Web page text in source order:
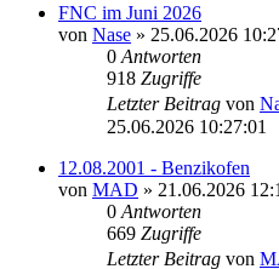
FNC im Juni 2026
von Nase » 25.06.2026
0 Antworten
918 Zugriffe
Letzter Beitrag von
25.06.2026 10:27:01
12.08.2001 - Benzikofen
von MAD » 21.06.2026
0 Antworten
669 Zugriffe
Letzter Beitrag von